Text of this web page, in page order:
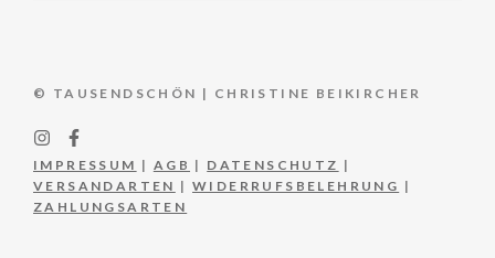
© TAUSENDSCHÖN | CHRISTINE BEIKIRCHER
IMPRESSUM | AGB | DATENSCHUTZ |
VERSANDARTEN |WIDERRUFSBELEHRUNG |
ZAHLUNGSARTEN